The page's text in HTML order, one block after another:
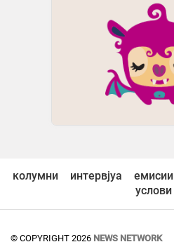
колумни интервјуа емисии
услови
© COPYRIGHT 2026 NEWS NETWORK